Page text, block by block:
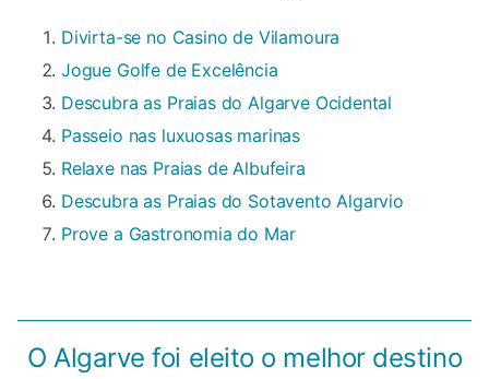
Divirta-se no Casino de Vilamoura
Jogue Golfe de Excelência
Descubra as Praias do Algarve Ocidental
Passeio nas luxuosas marinas
Relaxe nas Praias de Albufeira
Descubra as Praias do Sotavento Algarvio
Prove a Gastronomia do Mar
O Algarve foi eleito o melhor destino